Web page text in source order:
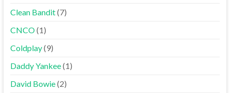
Clean Bandit(7)
CNCO(1)
Coldplay(9)
Daddy Yankee(1)
David Bowie(2)